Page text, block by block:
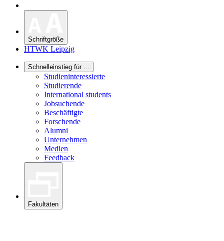
Schriftgröße
HTWK Leipzig
Schnelleinstieg für ...
Studieninteressierte
Studierende
International students
Jobsuchende
Beschäftigte
Forschende
Alumni
Unternehmen
Medien
Feedback
Fakultäten